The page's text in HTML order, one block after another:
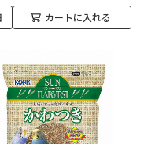
カートに入れる